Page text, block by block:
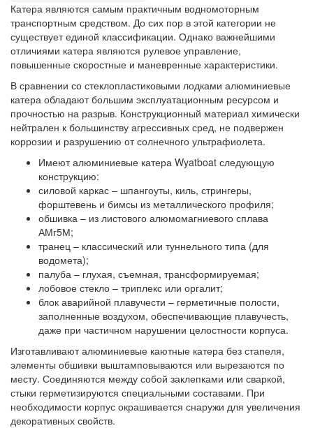
Катера являются самым практичным водномоторным
транспортным средством. До сих пор в этой категории не
существует единой классификации. Однако важнейшими
отличиями катера являются рулевое управление,
повышенные скоростные и маневренные характеристики.
В сравнении со стеклопластиковыми лодками алюминиевые
катера обладают большим эксплуатационным ресурсом и
прочностью на разрыв. Конструкционный материал химически
нейтрален к большинству агрессивных сред, не подвержен
коррозии и разрушению от солнечного ультрафиолета.
Имеют алюминиевые катера Wyatboat следующую
конструкцию:
силовой каркас – шпангоуты, киль, стрингеры,
форштевень и бимсы из металлического профиля;
обшивка – из листового алюмомагниевого сплава
АМг5М;
транец – классический или туннельного типа (для
водомета);
палуба – глухая, съемная, трансформируемая;
лобовое стекло – триплекс или оргалит;
блок аварийной плавучести – герметичные полости,
заполненные воздухом, обеспечивающие плавучесть,
даже при частичном нарушении целостности корпуса.
Изготавливают алюминиевые каютные катера без стапеля,
элементы обшивки выштамповываются или вырезаются по
месту. Соединяются между собой заклепками или сваркой,
стыки герметизируются специальными составами. При
необходимости корпус окрашивается снаружи для увеличения
декоративных свойств.